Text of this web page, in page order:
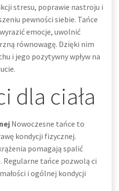
stresu, poprawie nastroju i
pewności siebie. Tańce
emocje, uwolnić
równowagę. Dzięki nim
i jego pozytywny wpływ na
dla ciała
Nowoczesne tańce to
kondycji fizycznej.
pomagają spalić
Regularne tańce pozwolą ci
i ogólnej kondycji